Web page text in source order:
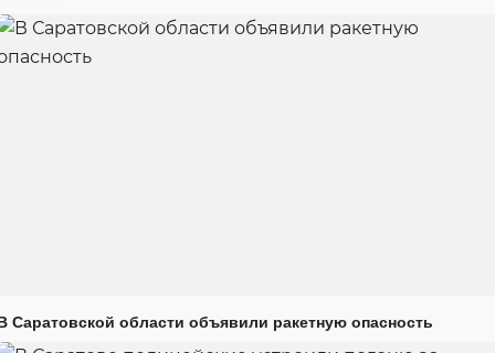
Саратовской области объявили ракетную опасность